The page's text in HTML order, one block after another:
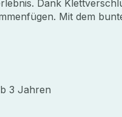
Dank
Mit dem
3 Jahren